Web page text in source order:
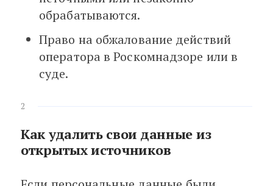
обрабатываются.
Право на обжалование действий
оператора в Роскомнадзоре или в
суде.
2
Как удалить свои данные из
открытых источников